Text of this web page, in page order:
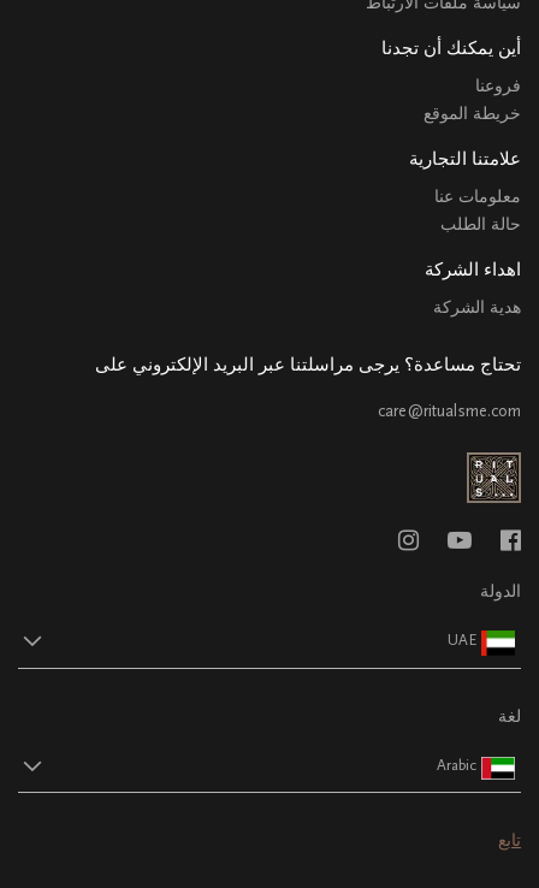
أين يمكنك أن تجدنا
فروعنا
خريطة الموقع
علامتنا التجارية
معلومات عنا
حالة الطلب
اهداء الشركة
هدية الشركة
تحتاج مساعدة؟ يرجى مراسلتنا عبر البريد الإلكتروني على
care@ritualsme.com
الدولة
UAE
لغة
Arabic
تابع